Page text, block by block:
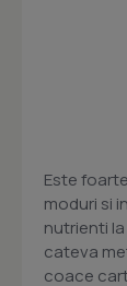
Este
moduri si
nutrienti
cateva
coace